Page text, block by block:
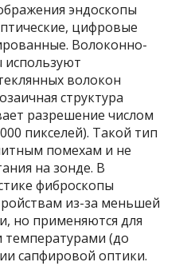
эндоскопы
цифровые
Волоконно-
используют
волокон
структура
разрешение числом
пикселей). Такой тип
помехам и не
на зонде. В
фиброскопы
из-за меньшей
но применяются для
температурами (до
сапфировой оптики.